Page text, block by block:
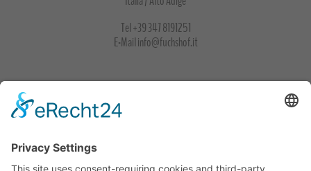
Tel+39 347 8191251
E-Mailinfo@fuchshof.it